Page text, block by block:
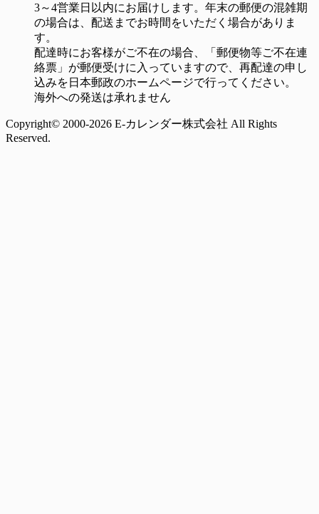
3～4営業日以内にお届けします。年末の郵便の混雑期
の場合は、配送までお時間をいただく場合がありま
す。
配達時にお客様がご不在の場合、「郵便物等ご不在連
絡票」が郵便受けに入っていますので、再配達の申し
込みを日本郵政のホームページで行ってください。
海外への発送は承れません
Copyright© 2000-2026 E-カレンダー株式会社 All Rights
Reserved.